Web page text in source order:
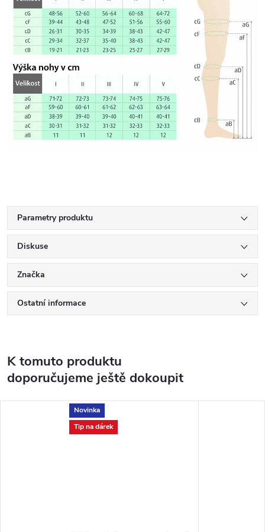
Parametry produktu
Diskuse
Značka
Ostatní informace
K tomuto produktu
doporučujeme ještě dokoupit
Novinka
Tip na dárek